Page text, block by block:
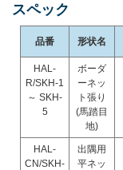
スペック
品番 形状名
HAL-
R/SKH-1
～ SKH-
5
ボーダ
ーネッ
ト張り
(馬踏目
地)
HAL-
CN/SKH-
出隅用
平ネッ